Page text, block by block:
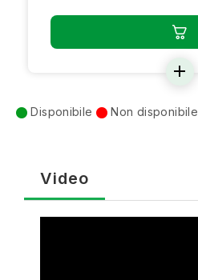
add
Disponibile Non disponibile
Video